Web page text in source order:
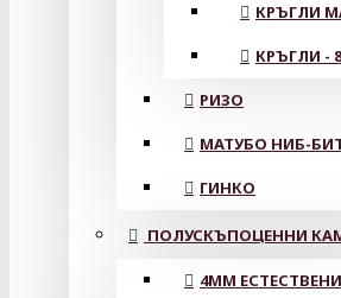
КРЪГЛИ
КРЪГЛИ -
РИЗО
МАТУБО НИБ-
ГИНКО
ПОЛУСКЪПОЦЕННИ
4MM